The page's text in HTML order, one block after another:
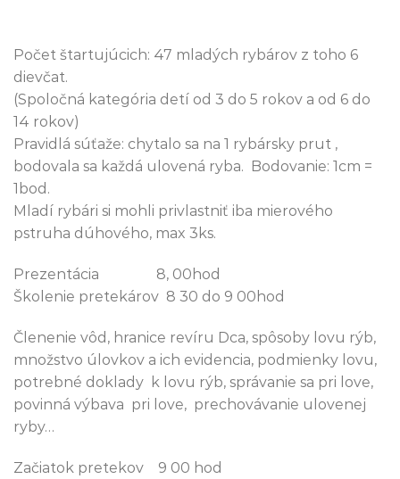
Počet štartujúcich: 47 mladých rybárov z toho 6
dievčat.
(Spoločná kategória detí od 3 do 5 rokov a od 6 do
14 rokov)
Pravidlá súťaže: chytalo sa na 1 rybársky prut ,
bodovala sa každá ulovená ryba. Bodovanie: 1cm =
1bod.
Mladí rybári si mohli privlastniť iba mierového
pstruha dúhového, max 3ks.
Prezentácia 8, 00hod
Školenie pretekárov 8 30 do 9 00hod
Členenie vôd, hranice revíru Dca, spôsoby lovu rýb,
množstvo úlovkov a ich evidencia, podmienky lovu,
potrebné doklady k lovu rýb, správanie sa pri love,
povinná výbava pri love, prechovávanie ulovenej
ryby…
Začiatok pretekov 9 00 hod